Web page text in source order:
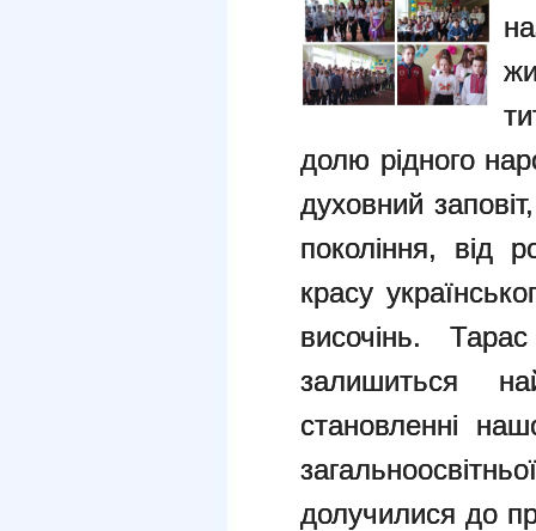
долю рідного
духовний
покоління, від
красу
височінь.
залишиться
становленні
долучилися до